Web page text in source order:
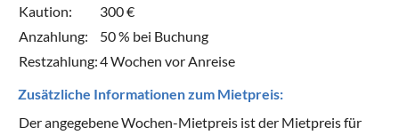
Kaution:
300 €
Anzahlung:
50 % bei Buchung
Restzahlung:4 Wochen vor Anreise
Zusätzliche Informationen zum Mietpreis:
Der angegebene Wochen-Mietpreis ist der Mietpreis für